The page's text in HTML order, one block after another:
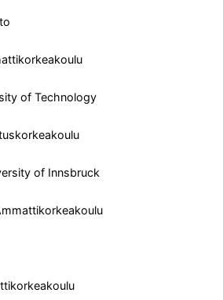
of Technology
of Innsbruck